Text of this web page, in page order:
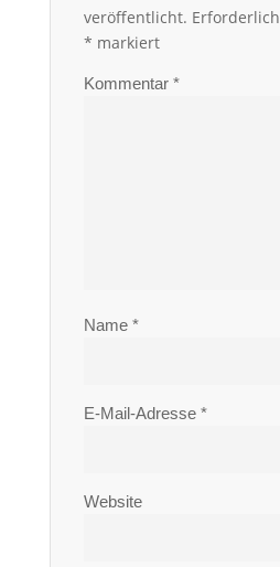
veröffentlicht.
* markiert
Kommentar *
Name *
E-Mail-Adresse *
Website